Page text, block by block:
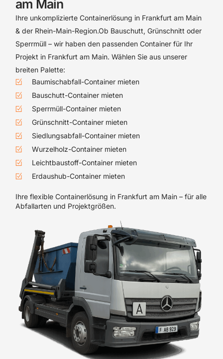
am Main
Ihre unkomplizierte Containerlösung in Frankfurt am Main
& der Rhein-Main-Region.Ob Bauschutt, Grünschnitt oder
Sperrmüll – wir haben den passenden Container für Ihr
Projekt in Frankfurt am Main. Wählen Sie aus unserer
breiten Palette:
Baumischabfall-Container mieten
Bauschutt-Container mieten
Sperrmüll-Container mieten
Grünschnitt-Container mieten
Siedlungsabfall-Container mieten
Wurzelholz-Container mieten
Leichtbaustoff-Container mieten
Erdaushub-Container mieten
Ihre flexible Containerlösung in Frankfurt am Main – für alle
Abfallarten und Projektgrößen.